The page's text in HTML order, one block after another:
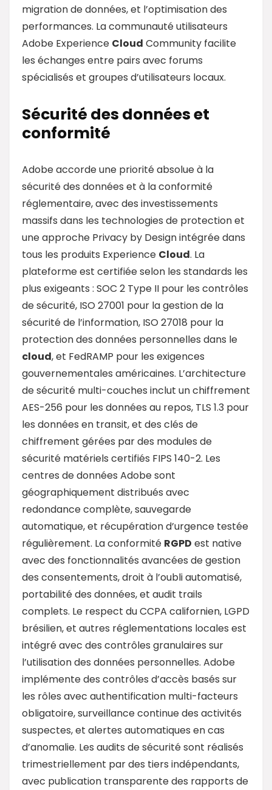
migration de données, et l’optimisation des
performances. La communauté utilisateurs
Adobe Experience Cloud Community facilite
les échanges entre pairs avec forums
spécialisés et groupes d’utilisateurs locaux.
Sécurité des données et
conformité
Adobe accorde une priorité absolue à la
sécurité des données et à la conformité
réglementaire, avec des investissements
massifs dans les technologies de protection et
une approche Privacy by Design intégrée dans
tous les produits Experience Cloud. La
plateforme est certifiée selon les standards les
plus exigeants : SOC 2 Type II pour les contrôles
de sécurité, ISO 27001 pour la gestion de la
sécurité de l’information, ISO 27018 pour la
protection des données personnelles dans le
cloud, et FedRAMP pour les exigences
gouvernementales américaines. L’architecture
de sécurité multi-couches inclut un chiffrement
AES-256 pour les données au repos, TLS 1.3 pour
les données en transit, et des clés de
chiffrement gérées par des modules de
sécurité matériels certifiés FIPS 140-2. Les
centres de données Adobe sont
géographiquement distribués avec
redondance complète, sauvegarde
automatique, et récupération d’urgence testée
régulièrement. La conformité RGPD est native
avec des fonctionnalités avancées de gestion
des consentements, droit à l’oubli automatisé,
portabilité des données, et audit trails
complets. Le respect du CCPA californien, LGPD
brésilien, et autres réglementations locales est
intégré avec des contrôles granulaires sur
l’utilisation des données personnelles. Adobe
implémente des contrôles d’accès basés sur
les rôles avec authentification multi-facteurs
obligatoire, surveillance continue des activités
suspectes, et alertes automatiques en cas
d’anomalie. Les audits de sécurité sont réalisés
trimestriellement par des tiers indépendants,
avec publication transparente des rapports de